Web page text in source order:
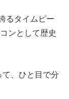
るタイムピー
ンとして歴史
、ひと目で分